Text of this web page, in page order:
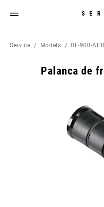
Service Models BL-900-
Palanca de